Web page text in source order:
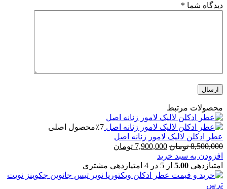
دیدگاه شما *
محصولات مرتبط
٪7محصول اصلی
عطر ادکلن لالیک لامور زنانه اصل
8,500,000 تومان قیمت
اصلی
8,500,000 تومان
بود.
7,900,000 تومان
است.
افزودن به سبد خرید
امتیازدهی 5.00 از 5 در 4 امتیازدهی مشتری